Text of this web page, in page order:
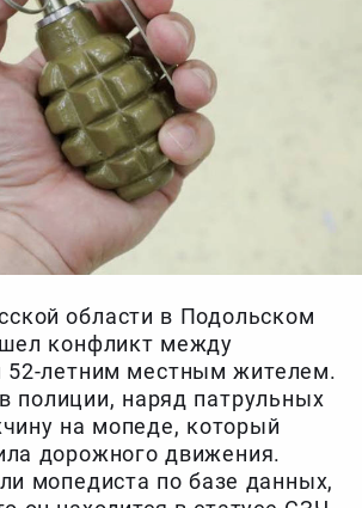
области в Подольском
конфликт между
52-летним местным жителем.
полиции, наряд патрульных
на мопеде, который
дорожного движения.
мопедиста по базе данных,